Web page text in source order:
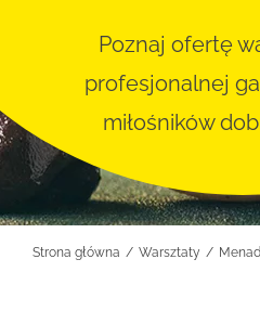
Poznaj ofertę
profesjonalnej
miłośników
Strona główna Warsztaty